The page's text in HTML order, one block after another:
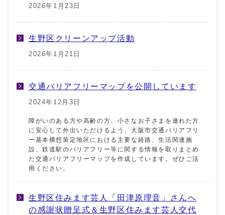
2026年1月23日
生野区クリーンアップ活動
2026年1月21日
交通バリアフリーマップを公開しています
2024年12月3日
障がいのある方や高齢の方、小さなお子さまを連れた方
に安心して外出いただけるよう、大阪市交通バリアフリ
ー基本構想策定地区における主要な経路、生活関連施
設、鉄道駅のバリアフリー等に関する情報を取りまとめ
た交通バリアフリーマップを作成しています。ぜひご活
用ください。
生野区住みます芸人「田津原理音」さんへ
の感謝状贈呈式＆生野区住みます芸人交代